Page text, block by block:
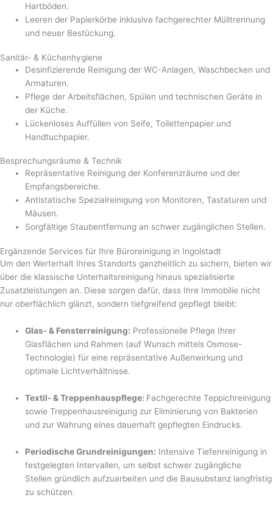
Hartböden.
Leeren der Papierkörbe inklusive fachgerechter Mülltrennung
und neuer Bestückung.
Sanitär- & Küchenhygiene
Desinfizierende Reinigung der WC-Anlagen, Waschbecken und
Armaturen.
Pflege der Arbeitsflächen, Spülen und technischen Geräte in
der Küche.
Lückenloses Auffüllen von Seife, Toilettenpapier und
Handtuchpapier.
Besprechungsräume & Technik
Repräsentative Reinigung der Konferenzräume und der
Empfangsbereiche.
Antistatische Spezialreinigung von Monitoren, Tastaturen und
Mäusen.
Sorgfältige Staubentfernung an schwer zugänglichen Stellen.
Ergänzende Services für Ihre Büroreinigung in Ingolstadt
Um den Werterhalt Ihres Standorts ganzheitlich zu sichern, bieten wir
über die klassische Unterhaltsreinigung hinaus spezialisierte
Zusatzleistungen an. Diese sorgen dafür, dass Ihre Immobilie nicht
nur oberflächlich glänzt, sondern tiefgreifend gepflegt bleibt:
Glas- & Fensterreinigung: Professionelle Pflege Ihrer
Glasflächen und Rahmen (auf Wunsch mittels Osmose-
Technologie) für eine repräsentative Außenwirkung und
optimale Lichtverhältnisse.
Textil- & Treppenhauspflege: Fachgerechte Teppichreinigung
sowie Treppenhausreinigung zur Eliminierung von Bakterien
und zur Wahrung eines dauerhaft gepflegten Eindrucks.
Periodische Grundreinigungen: Intensive Tiefenreinigung in
festgelegten Intervallen, um selbst schwer zugängliche
Stellen gründlich aufzuarbeiten und die Bausubstanz langfristig
zu schützen.